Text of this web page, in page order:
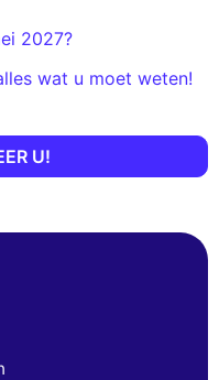
2027?
wat u moet weten!
U!